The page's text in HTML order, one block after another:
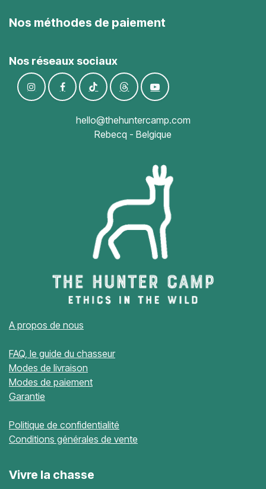
Nos méthodes de paiement
Nos réseaux sociaux
hello@thehuntercamp.com
Rebecq - Belgique
A propos de nous
FAQ, le guide du chasseur
Modes de livraison
Modes de paiement
Garantie
Politique de confidentialité
Conditions générales de vente
Vivre la chasse